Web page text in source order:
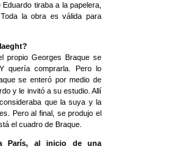
tiraba a la papelera,
la obra es válida para
propio Georges Braque se
quería comprarla. Pero lo
se enteró por medio de
y le invitó a su estudio. Allí
que la suya y la
Pero al final, se produjo el
el cuadro de Braque.
París, al inicio de una